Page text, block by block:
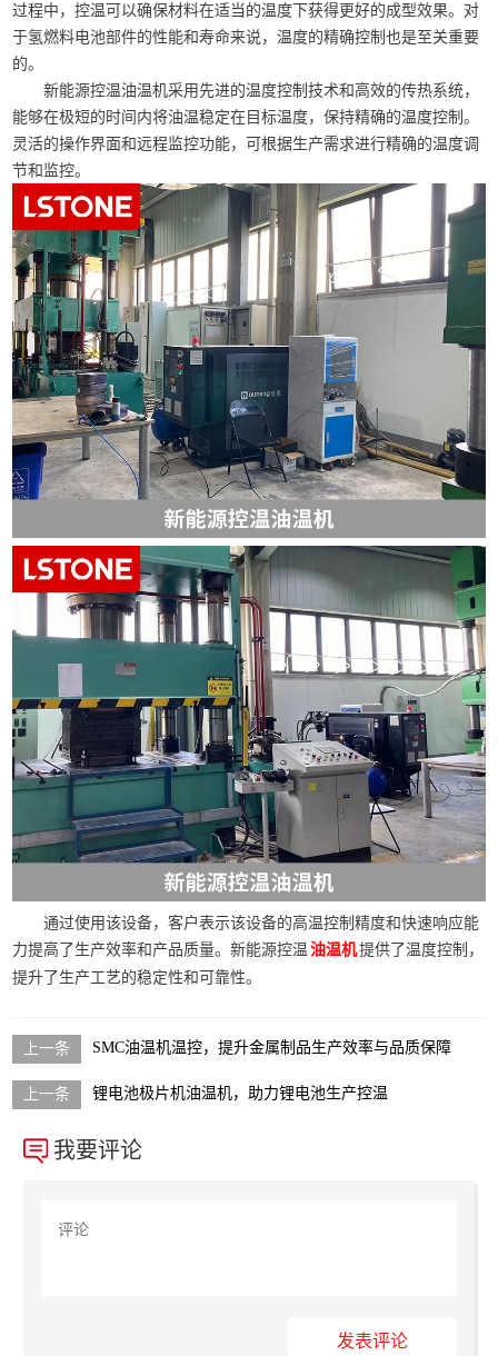
过程中，控温可以确保材料在适当的温度下获得更好的成型效果。对
于氢燃料电池部件的性能和寿命来说，温度的精确控制也是至关重要
的。
新能源控温油温机采用先进的温度控制技术和高效的传热系统，
能够在极短的时间内将油温稳定在目标温度，保持精确的温度控制。
灵活的操作界面和远程监控功能，可根据生产需求进行精确的温度调
节和监控。
通过使用该设备，客户表示该设备的高温控制精度和快速响应能
力提高了生产效率和产品质量。新能源控温 油温机提供了温度控制，
提升了生产工艺的稳定性和可靠性。
SMC油温机温控，提升金属制品生产效率与品质保障
锂电池极片机油温机，助力锂电池生产控温
我要评论
发表评论